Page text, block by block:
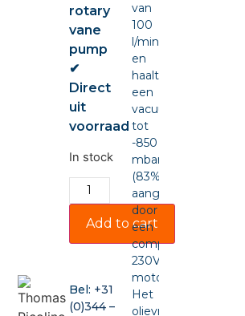
rotary
vane
pump
✔
Direct
uit
voorraad
In stock
Add to cart
Bel: +31
(0)344 –
van
100
l/min
en
haalt
een
vacuüm
tot
-850
mbar
(83%),
aangedreven
door
een
compacte
230VAC-
motor.
Het
olievrije,